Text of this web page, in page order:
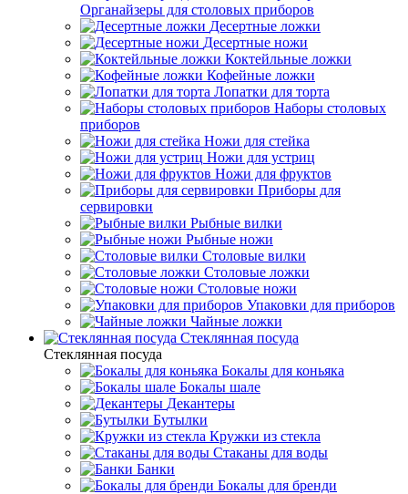
Органайзеры для столовых приборов
Десертные ложки
Десертные ножи
Коктейльные ложки
Кофейные ложки
Лопатки для торта
Наборы столовых
приборов
Ножи для стейка
Ножи для устриц
Ножи для фруктов
Приборы для
сервировки
Рыбные вилки
Рыбные ножи
Столовые вилки
Столовые ложки
Столовые ножи
Упаковки для приборов
Чайные ложки
Стеклянная посуда
Стеклянная посуда
Бокалы для коньяка
Бокалы шале
Декантеры
Бутылки
Кружки из стекла
Стаканы для воды
Банки
Бокалы для бренди